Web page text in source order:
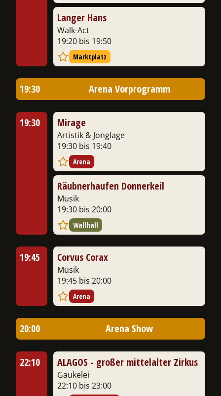
Langer Hans
Walk-Act
19:20 bis 19:50
Marktplatz
19:30 Arena Vorprogramm
19:30 Mirage
Artistik & Jonglage
19:30 bis 19:40
Arena
Räubnerhaufen Donnerkeil
Musik
19:30 bis 20:00
Wallhall
19:45 Corvus Corax
Musik
19:45 bis 20:00
Arena
20:00 Arena Show
22:10 ALAGOS - großer mittelalter Zirkus
Gaukelei
22:10 bis 23:00